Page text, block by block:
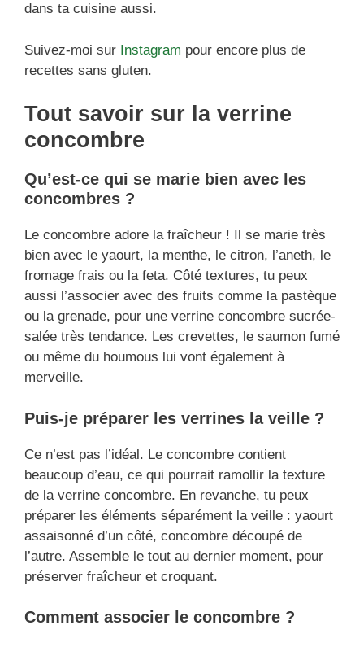
dans ta cuisine aussi.
Suivez-moi sur Instagram pour encore plus de
recettes sans gluten.
Tout savoir sur la verrine
concombre
Qu’est-ce qui se marie bien avec les
concombres ?
Le concombre adore la fraîcheur ! Il se marie très
bien avec le yaourt, la menthe, le citron, l’aneth, le
fromage frais ou la feta. Côté textures, tu peux
aussi l’associer avec des fruits comme la pastèque
ou la grenade, pour une verrine concombre sucrée-
salée très tendance. Les crevettes, le saumon fumé
ou même du houmous lui vont également à
merveille.
Puis-je préparer les verrines la veille ?
Ce n’est pas l’idéal. Le concombre contient
beaucoup d’eau, ce qui pourrait ramollir la texture
de la verrine concombre. En revanche, tu peux
préparer les éléments séparément la veille : yaourt
assaisonné d’un côté, concombre découpé de
l’autre. Assemble le tout au dernier moment, pour
préserver fraîcheur et croquant.
Comment associer le concombre ?